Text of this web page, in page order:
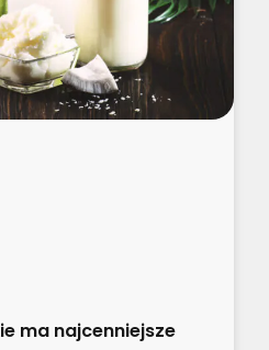
ma najcenniejsze